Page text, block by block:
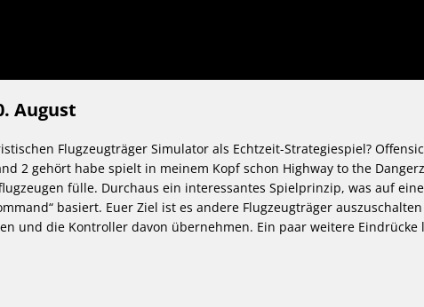
August
Flugzeugträger Simulator als Echtzeit-Strategiespiel?
2 gehört habe spielt in meinem Kopf schon Highway to the
fülle. Durchaus ein interessantes Spielprinzip, was auf
basiert. Euer Ziel ist es andere Flugzeugträger
und die Kontroller davon übernehmen. Ein paar weitere Eindrücke